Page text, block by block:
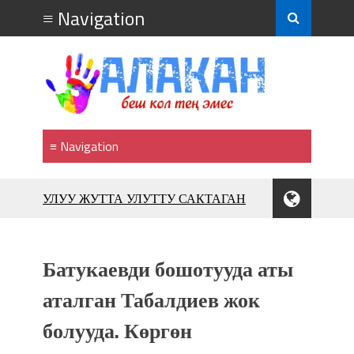
УЛУУ ЖУТТА УЛУТТУ САКТАГАН
фонтанов в Royal Central Park
Аида САЛЯНОВА: "Кыргыз шахмат
союзунун президенти болуп
шайланышым сыймык жана чоң
Батукаевди бошотууда аты
аталган Табалдиев жок
болууда. Көргөн